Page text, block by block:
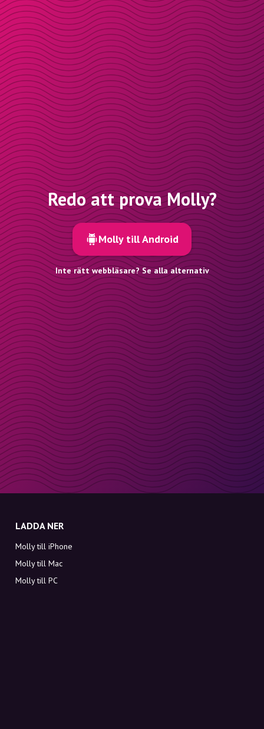
Redo att prova Molly?
Molly till Android
Inte rätt webbläsare? Se alla alternativ
LADDA NER
Molly till iPhone
Molly till Mac
Molly till PC